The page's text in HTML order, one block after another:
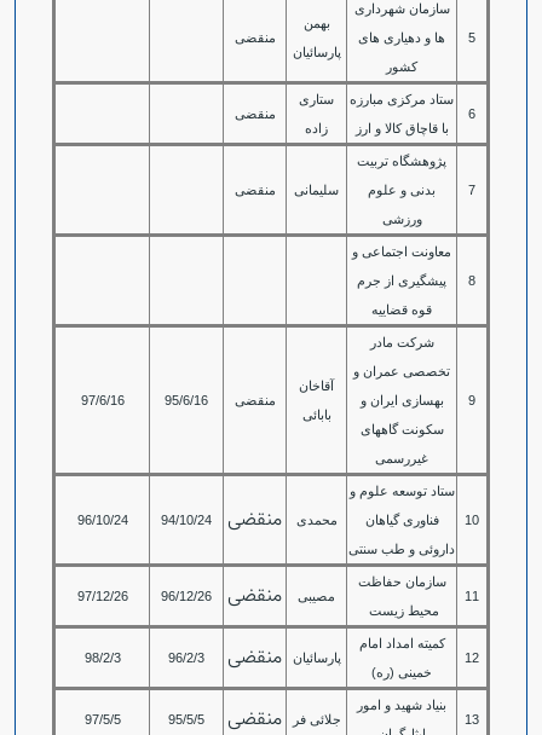
5
سازمان شهرداری
ها و دهیاری های
کشور
بهمن
پارسائیان
منقضی
6
ستاد مرکزی مبارزه
با قاچاق کالا و ارز
ستاری
زاده
منقضی
7
پژوهشگاه تربیت
بدنی و علوم
ورزشی
سلیمانی منقضی
8
معاونت اجتماعی و
پیشگیری از جرم
قوه قضاییه
9
شرکت مادر
تخصصی عمران و
بهسازی ایران و
سکونت گاههای
غیررسمی
آقاخان
بابائی
منقضی 95/6/16
97/6/16
10
ستاد توسعه علوم و
فناوری گیاهان
داروئی و طب سنتی
محمدی منقضی 94/10/24
96/10/24
11
سازمان حفاظت
محیط زیست
مصیبی منقضی 96/12/26
97/12/26
12
کمیته امداد امام
خمینی (ره)
پارسائیان منقضی 96/2/3
98/2/3
13
بنیاد شهید و امور
جلائی فر منقضی 95/5/5
97/5/5